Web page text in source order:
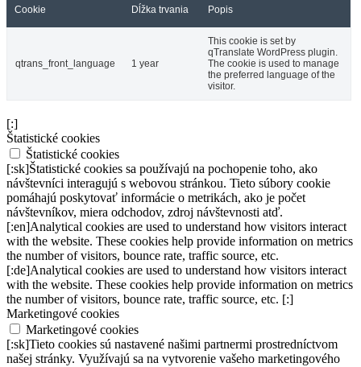
Cookie Dĺžka trvania Popis
qtrans_front_language 1 year
This cookie is set by
qTranslate WordPress plugin.
The cookie is used to manage
the preferred language of the
visitor.
[:]
Štatistické cookies
Štatistické cookies
[:sk]Štatistické cookies sa používajú na pochopenie toho, ako
návštevníci interagujú s webovou stránkou. Tieto súbory cookie
pomáhajú poskytovať informácie o metrikách, ako je počet
návštevníkov, miera odchodov, zdroj návštevnosti atď.
[:en]Analytical cookies are used to understand how visitors interact
with the website. These cookies help provide information on metrics
the number of visitors, bounce rate, traffic source, etc.
[:de]Analytical cookies are used to understand how visitors interact
with the website. These cookies help provide information on metrics
the number of visitors, bounce rate, traffic source, etc. [:]
Marketingové cookies
Marketingové cookies
[:sk]Tieto cookies sú nastavené našimi partnermi prostredníctvom
našej stránky. Využívajú sa na vytvorenie vašeho marketingového